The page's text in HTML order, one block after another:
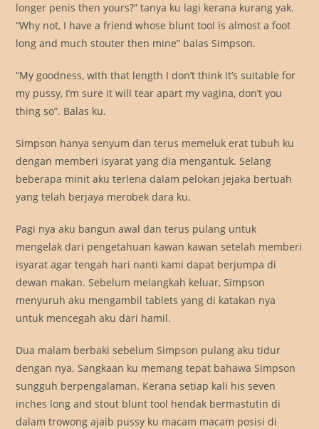
longer penis then yours?” tanya ku lagi kerana kurang yak.
“Why not, I have a friend whose blunt tool is almost a foot
long and much stouter then mine” balas Simpson.
“My goodness, with that length I don’t think it’s suitable for
my pussy, I’m sure it will tear apart my vagina, don’t you
thing so”. Balas ku.
Simpson hanya senyum dan terus memeluk erat tubuh ku
dengan memberi isyarat yang dia mengantuk. Selang
beberapa minit aku terlena dalam pelokan jejaka bertuah
yang telah berjaya merobek dara ku.
Pagi nya aku bangun awal dan terus pulang untuk
mengelak dari pengetahuan kawan kawan setelah memberi
isyarat agar tengah hari nanti kami dapat berjumpa di
dewan makan. Sebelum melangkah keluar, Simpson
menyuruh aku mengambil tablets yang di katakan nya
untuk mencegah aku dari hamil.
Dua malam berbaki sebelum Simpson pulang aku tidur
dengan nya. Sangkaan ku memang tepat bahawa Simpson
sungguh berpengalaman. Kerana setiap kali his seven
inches long and stout blunt tool hendak bermastutin di
dalam trowong ajaib pussy ku macam macam posisi di